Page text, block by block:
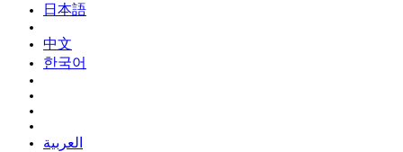
日本語
中文
한국어
العربية